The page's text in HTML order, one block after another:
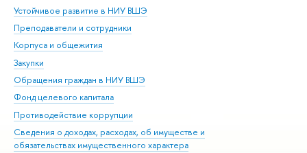
Устойчивое развитие в НИУ ВШЭ
Преподаватели и сотрудники
Корпуса и общежития
Закупки
Обращения граждан в НИУ ВШЭ
Фонд целевого капитала
Противодействие коррупции
Сведения о доходах, расходах, об имуществе и
обязательствах имущественного характера